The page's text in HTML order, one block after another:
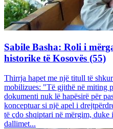
Sabile Basha: Roli i
historike të Kosovës (55)
Thirrja hapet me një titull të
mobilizues: "Të gjithë në miting
dokumenti nuk lë hapësirë për
konceptuar si një apel i
të çdo shqiptari në mërgim, duke
dallimet...